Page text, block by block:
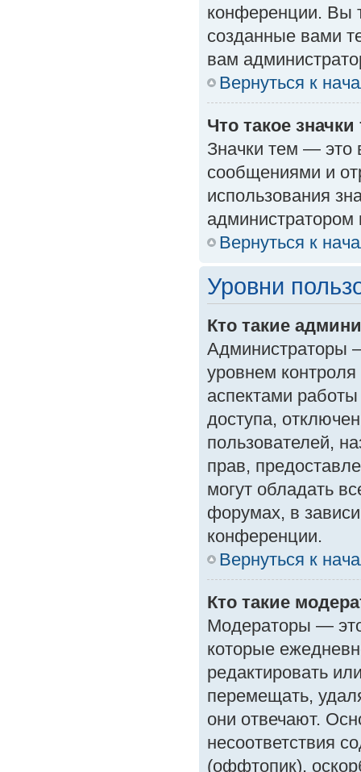
конференции. Вы
созданные вами
вам
Вернуться к
Что такое значки
Значки тем — это
сообщениями и
использования
Вернуться к
Уровни
Кто такие
Администраторы
уровнем
аспектами
доступа,
пользователей,
прав,
могут обладать
форумах, в
конференции.
Вернуться к
Кто такие
Модераторы —
которые
редактировать
перемещать,
они отвечают.
несоответствия
(оффтопик),